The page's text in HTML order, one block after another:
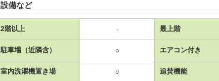
設備など
2階以上 - 最上階
駐車場（近隣含） ○ エアコン付き
室内洗濯機置き場 ○ 追焚機能